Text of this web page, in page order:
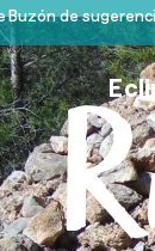
Buzón de